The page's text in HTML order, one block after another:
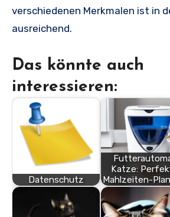
verschiedenen Merkmalen ist in
ausreichend.
Das könnte auch
interessieren:
Datenschutz
Katze:
Mahlzeiten-